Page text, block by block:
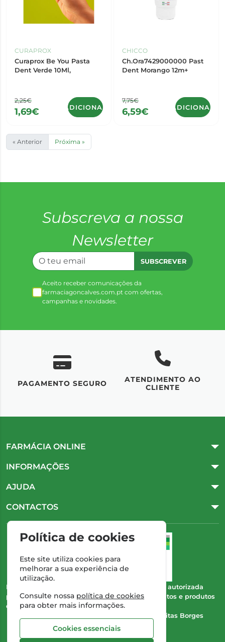
CURAPROX
Curaprox Be You Pasta
Dent Verde 10Ml,
2,25€
1,69€ ADICIONAR
CHICCO
Ch.Ora7429000000 Past
Dent Morango 12m+
7,75€
6,59€ ADICIONAR
« Anterior Próxima »
Subscreva a nossa
Newsletter
SUBSCREVER
Aceito receber comunicações da
farmaciagoncalves.com.pt com ofertas,
campanhas e novidades.
PAGAMENTO SEGURO
ATENDIMENTO AO
CLIENTE
FARMÁCIA ONLINE
INFORMAÇÕES
AJUDA
CONTACTOS
Esta farmácia (Farmácia Gonçalves) encontra-se autorizada
pelo INFARMED para a dispensa de medicamentos e produtos
de saúde ao domicílio e através da internet.
Dra. Cristina Marta de Freitas Borges
Gonçalves
Política de cookies
Este site utiliza cookies para
melhorar a sua experiência de
utilização.
Consulte nossa política de cookies
para obter mais informações.
Cookies essenciais